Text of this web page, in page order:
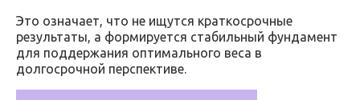
Это означает, что не ищутся краткосрочные
результаты, а формируется стабильный фундамент
для поддержания оптимального веса в
долгосрочной перспективе.